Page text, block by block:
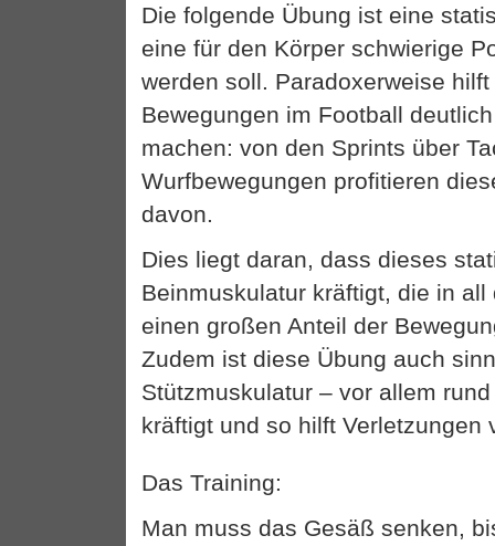
Die folgende Übung ist eine
eine für den Körper schwierige
werden soll. Paradoxerweise
Bewegungen im Football
machen: von den Sprints über
Wurfbewegungen profitieren
davon.
Dies liegt daran, dass dieses
Beinmuskulatur kräftigt, die in
einen großen Anteil der
Zudem ist diese Übung auch
Stützmuskulatur – vor allem
kräftigt und so hilft Verletzungen
Das Training:
Man muss das Gesäß senken,